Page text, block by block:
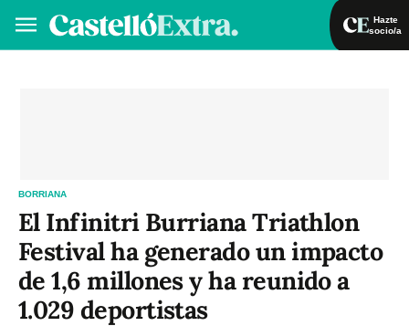
Hazte
socio/a
BORRIANA
El Infinitri Burriana Triathlon
Festival ha generado un impacto
de 1,6 millones y ha reunido a
1.029 deportistas